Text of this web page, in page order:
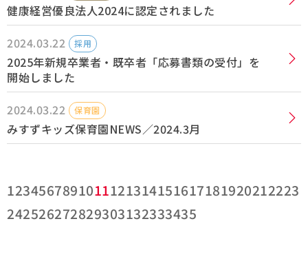
健康経営優良法人2024に認定されました
2024.03.22
採用
2025年新規卒業者・既卒者「応募書類の受付」を
開始しました
2024.03.22
保育園
みすずキッズ保育園NEWS／2024.3月
1234567891011121314151617181920212223
242526272829303132333435